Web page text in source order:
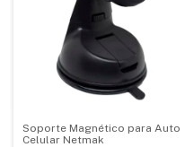
Soporte Magnético para Auto
Celular Netmak